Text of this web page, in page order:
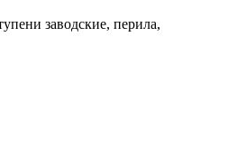
заводские, перила,